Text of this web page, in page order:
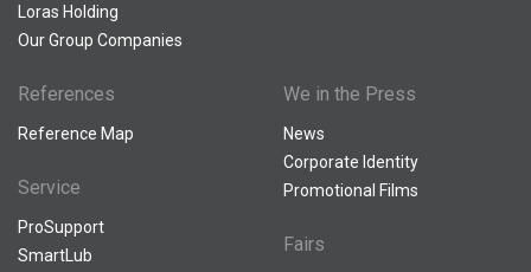
Loras Holding
Our Group Companies
References
Reference Map
Service
ProSupport
SmartLub
We in the Press
News
Corporate Identity
Promotional Films
Fairs